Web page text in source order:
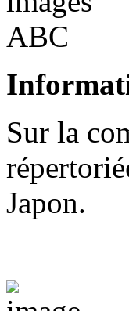
Sur la
Japon.